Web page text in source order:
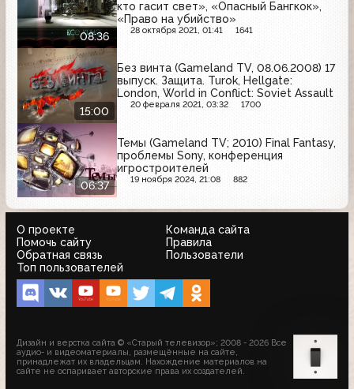
08:36
кто гасит свет», «Опасный Бангкок»,
«Право на убийство»
28 октября 2021, 01:41 1641
15:00
Без винта (Gameland TV, 08.06.2008) 17
выпуск. Защита. Turok, Hellgate:
London, World in Conflict: Soviet Assault
20 февраля 2021, 03:32 1700
06:37
Темы (Gameland TV; 2010) Final Fantasy,
проблемы Sony, конференция
игростроителей
19 ноября 2024, 21:08 882
О проекте
Команда сайта
Помочь сайту
Правила
Обратная связь
Пользователи
Топ пользователей
Дизайн и верстка сайта © «Старый телевизор»; 2008 - 2026 Все
аудио- и видеоматериалы, размещённые на сайте,
принадлежат их владельцам. Нахождение материалов на
сайте не оспаривает авторские права их создателей.